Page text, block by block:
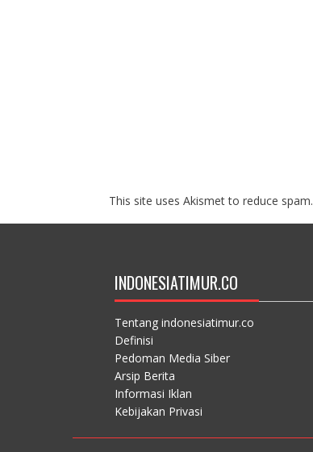
This site uses Akismet to reduce spam.
INDONESIATIMUR.CO
Tentang indonesiatimur.co
Definisi
Pedoman Media Siber
Arsip Berita
Informasi Iklan
Kebijakan Privasi